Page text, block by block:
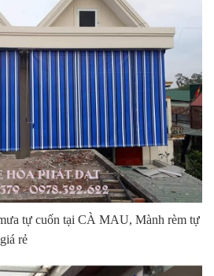
tự cuốn tại CÀ MAU, Mành rèm tự
rẻ